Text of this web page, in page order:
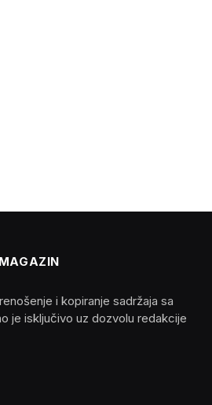
i kopiranje sadržaja sa
je isključivo uz dozvolu redakcije